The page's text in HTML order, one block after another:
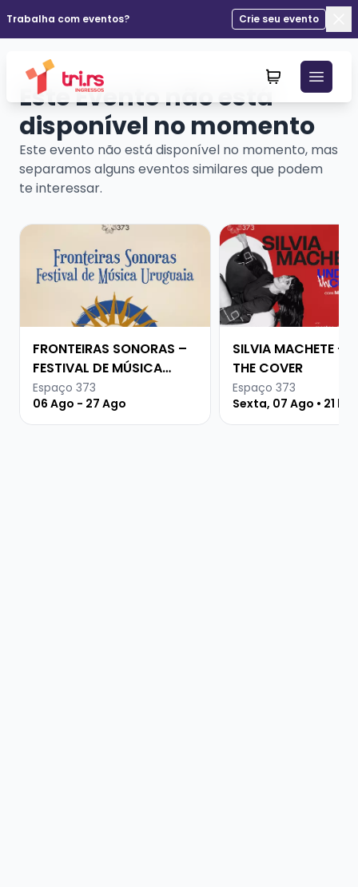
Trabalha com eventos?
Crie seu evento
Este Evento não está
disponível no momento
Este evento não está disponível no momento, mas
separamos alguns eventos similares que podem
te interessar.
Veja mais sobre FRONTEIRAS SONORAS – FESTIVAL
FRONTEIRAS SONORAS –
FESTIVAL DE MÚSICA
URUGUAIA
Espaço 373
06 Ago - 27 Ago
Veja mais sobre
SILVIA MACHETE -
THE COVER
Espaço 373
Sexta, 07 Ago • 21